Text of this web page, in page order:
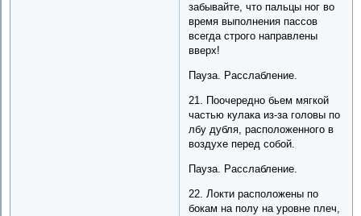
забывайте, что пальцы ног во
время выполнения пассов
всегда строго направлены
вверх!
Пауза. Расслабление.
21. Поочередно бьем мягкой
частью кулака из-за головы по
лбу дубля, расположенного в
воздухе перед собой.
Пауза. Расслабление.
22. Локти расположены по
бокам на полу на уровне плеч,